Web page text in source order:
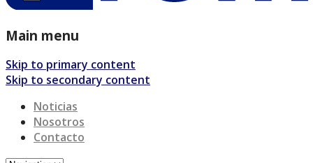
Main menu
Skip to primary content
Skip to secondary content
Noticias
Nosotros
Contacto